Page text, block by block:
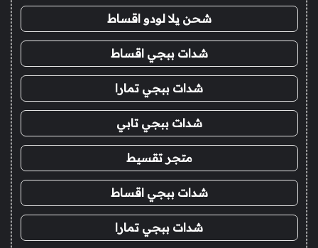
شحن يلا لودو اقساط
شدات ببجي اقساط
شدات ببجي تمارا
شدات ببجي تابي
متجر تقسيط
شدات ببجي اقساط
شدات ببجي تمارا